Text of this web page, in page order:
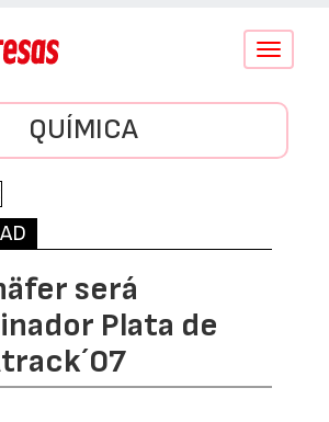
Conmutar
QUÍMICA
será
Plata de